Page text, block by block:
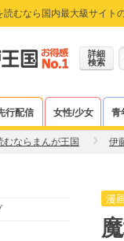
むなら国内最大級サイト
詳細
検索
行配信 女性/少女 青
ならまんが王国 伊
漫